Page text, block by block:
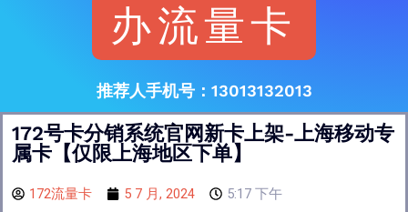
办流量卡
推荐人手机号：13013132013
172号卡分销系统官网新卡上架-上海移动专
属卡【仅限上海地区下单】
172流量卡 5 7 月, 2024 5:17 下午